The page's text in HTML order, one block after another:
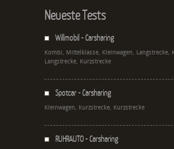
Neueste Tests
Willmobil - Carsharing
Kombi, Mittelklasse, Kleinwagen, Langstrecke,
Langstrecke, Kurzstrecke
Spotcar - Carsharing
Kleinwagen, Kurzstrecke, Kurzstrecke
RUHRAUTO - Carsharing